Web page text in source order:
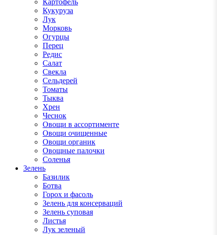
Картофель
Кукуруза
Лук
Морковь
Огурцы
Перец
Редис
Салат
Свекла
Сельдерей
Томаты
Тыква
Хрен
Чеснок
Овощи в ассортименте
Овощи очищенные
Овощи органик
Овощные палочки
Соленья
Зелень
Базилик
Ботва
Горох и фасоль
Зелень для консерваций
Зелень суповая
Листья
Лук зеленый